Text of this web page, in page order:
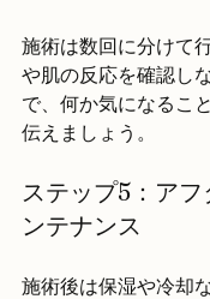
施術は数回に分けて
や肌の反応を確認し
で、何か気になるこ
伝えましょう。
ステップ5：ア
ンテナンス
施術後は保湿や冷却